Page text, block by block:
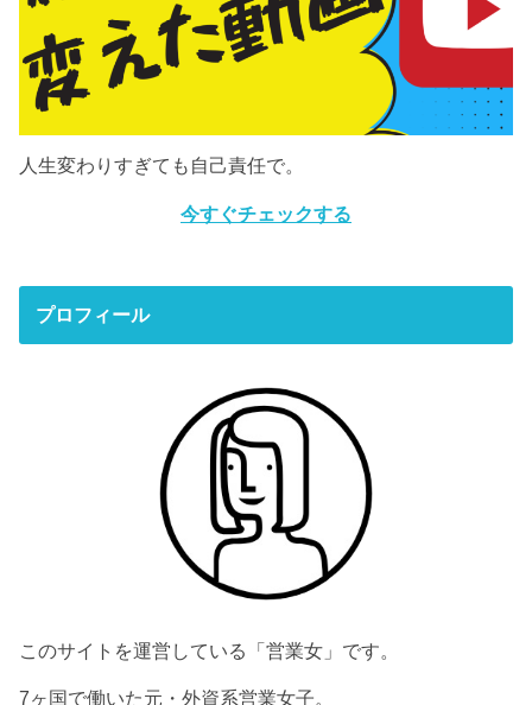
人生変わりすぎても自己責任で。
今すぐチェックする
プロフィール
このサイトを運営している「営業女」です。
7ヶ国で働いた元・外資系営業女子。